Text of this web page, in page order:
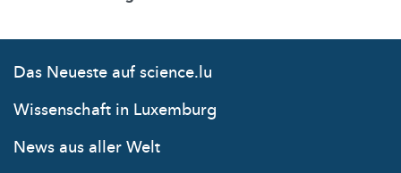
Das Neueste auf science.lu
Wissenschaft in Luxemburg
News aus aller Welt